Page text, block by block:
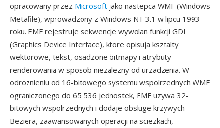
opracowany przez Microsoft jako nastepca WMF (Windows
Metafile), wprowadzony z Windows NT 3.1 w lipcu 1993
roku. EMF rejestruje sekwencje wywolan funkcji GDI
(Graphics Device Interface), ktore opisuja ksztalty
wektorowe, tekst, osadzone bitmapy i atrybuty
renderowania w sposob niezalezny od urzadzenia. W
odroznieniu od 16-bitowego systemu wspolrzednych WMF
ograniczonego do 65 536 jednostek, EMF uzywa 32-
bitowych wspolrzednych i dodaje obsluge krzywych
Beziera, zaawansowanych operacji na sciezkach,